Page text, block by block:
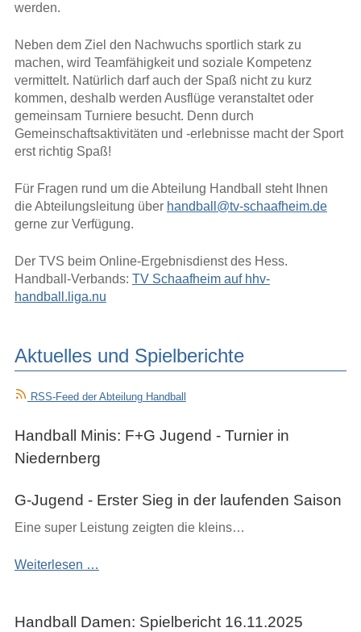
werden.
Neben dem Ziel den Nachwuchs sportlich stark zu
machen, wird Teamfähigkeit und soziale Kompetenz
vermittelt. Natürlich darf auch der Spaß nicht zu kurz
kommen, deshalb werden Ausflüge veranstaltet oder
gemeinsam Turniere besucht. Denn durch
Gemeinschaftsaktivitäten und -erlebnisse macht der Sport
erst richtig Spaß!
Für Fragen rund um die Abteilung Handball steht Ihnen
die Abteilungsleitung über handball@tv-schaafheim.de
gerne zur Verfügung.
Der TVS beim Online-Ergebnisdienst des Hess.
Handball-Verbands: TV Schaafheim auf hhv-
handball.liga.nu
Aktuelles und Spielberichte
RSS-Feed der Abteilung Handball
Handball Minis: F+G Jugend - Turnier in
Niedernberg
G-Jugend - Erster Sieg in der laufenden Saison
Eine super Leistung zeigten die kleins…
Weiterlesen …
Turnier
Handball Damen: Spielbericht 16.11.2025